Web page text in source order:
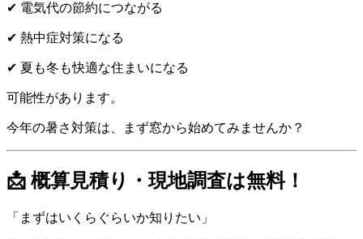
✔ 電気代の節約につながる
✔ 熱中症対策になる
✔ 夏も冬も快適な住まいになる
可能性があります。
今年の暑さ対策は、まず窓から始めてみませんか？
📩 概算見積り・現地調査は無料！
「まずはいくらぐらいか知りたい」